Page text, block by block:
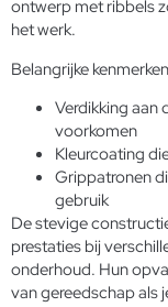
ontwerp met ribbels
het werk.
Belangrijke
Verdikking aan
voorkomen
Kleurcoating
Grippatronen
gebruik
De stevige
prestaties bij
onderhoud. Hun
van gereedschap als